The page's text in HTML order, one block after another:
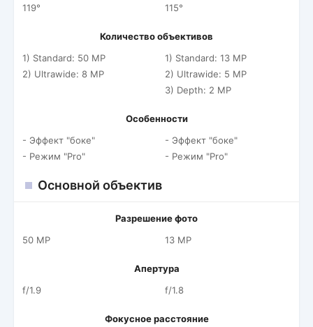
119°
115°
Количество объективов
1) Standard: 50 MP
2) Ultrawide: 8 MP
1) Standard: 13 MP
2) Ultrawide: 5 MP
3) Depth: 2 MP
Особенности
- Эффект "боке"
- Режим "Pro"
- Эффект "боке"
- Режим "Pro"
Основной объектив
Разрешение фото
50 MP
13 MP
Апертура
f/1.9
f/1.8
Фокусное расстояние